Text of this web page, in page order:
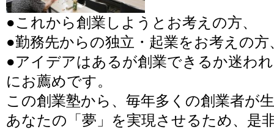
●これから創業しようとお考えの方、
●勤務先からの独立・起業をお考えの方
●アイデアはあるが創業できるか迷わ
にお薦めです。
この創業塾から、毎年多くの創業者が
あなたの「夢」を実現させるため、是